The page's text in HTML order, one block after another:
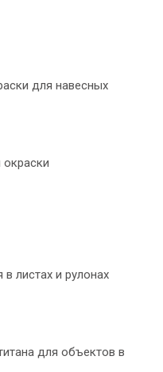
для навесных
листах и рулонах
для объектов в